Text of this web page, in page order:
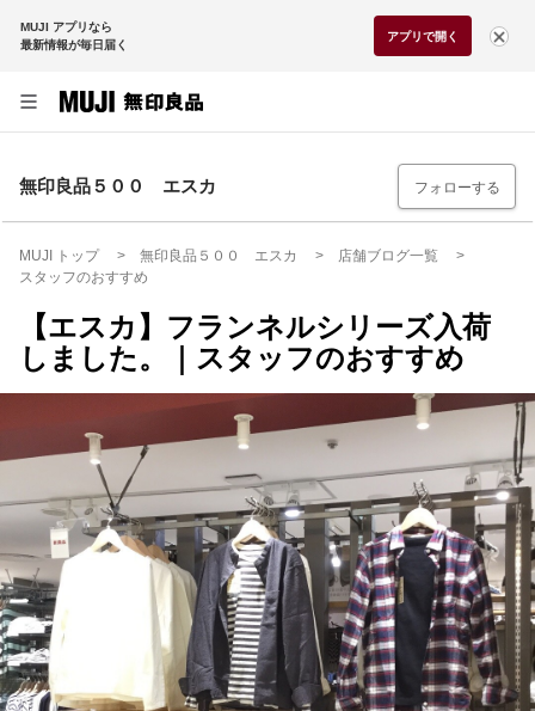
MUJI アプリなら
最新情報が毎日届く
アプリで開く
無印良品５００ エスカ フォローする
MUJI トップ 無印良品５００ エスカ
店舗ブログ一覧
スタッフのおすすめ
【エスカ】フランネルシリーズ入荷
しました。｜スタッフのおすすめ